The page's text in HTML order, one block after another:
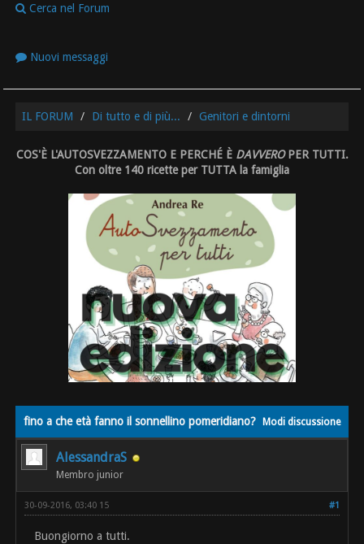
Cerca nel Forum
Nuovi messaggi
IL FORUM Di tutto e di più... Genitori e dintorni
COS'È L'AUTOSVEZZAMENTO E PERCHÉ È DAVVEROPER TUTTI.
Con oltre 140 ricette per TUTTA la famiglia
Modi discussione
fino a che età fanno il sonnellino pomeridiano?
AlessandraS
Membro junior
#1
30-09-2016, 03:40 15
Buongiorno a tutti.